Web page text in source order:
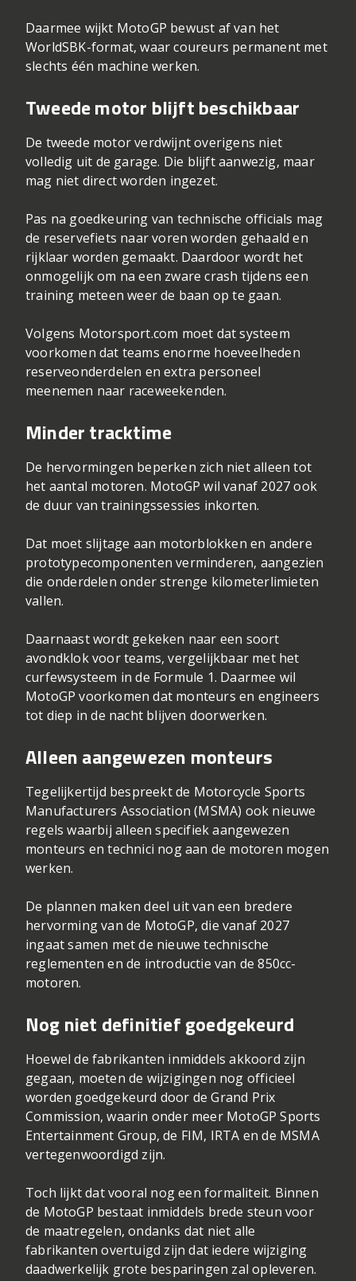
Daarmee wijkt MotoGP bewust af van het
WorldSBK-format, waar coureurs permanent met
slechts één machine werken.
Tweede motor blijft beschikbaar
De tweede motor verdwijnt overigens niet
volledig uit de garage. Die blijft aanwezig, maar
mag niet direct worden ingezet.
Pas na goedkeuring van technische officials mag
de reservefiets naar voren worden gehaald en
rijklaar worden gemaakt. Daardoor wordt het
onmogelijk om na een zware crash tijdens een
training meteen weer de baan op te gaan.
Volgens Motorsport.com moet dat systeem
voorkomen dat teams enorme hoeveelheden
reserveonderdelen en extra personeel
meenemen naar raceweekenden.
Minder tracktime
De hervormingen beperken zich niet alleen tot
het aantal motoren. MotoGP wil vanaf 2027 ook
de duur van trainingssessies inkorten.
Dat moet slijtage aan motorblokken en andere
prototypecomponenten verminderen, aangezien
die onderdelen onder strenge kilometerlimieten
vallen.
Daarnaast wordt gekeken naar een soort
avondklok voor teams, vergelijkbaar met het
curfewsysteem in de Formule 1. Daarmee wil
MotoGP voorkomen dat monteurs en engineers
tot diep in de nacht blijven doorwerken.
Alleen aangewezen monteurs
Tegelijkertijd bespreekt de Motorcycle Sports
Manufacturers Association (MSMA) ook nieuwe
regels waarbij alleen specifiek aangewezen
monteurs en technici nog aan de motoren mogen
werken.
De plannen maken deel uit van een bredere
hervorming van de MotoGP, die vanaf 2027
ingaat samen met de nieuwe technische
reglementen en de introductie van de 850cc-
motoren.
Nog niet definitief goedgekeurd
Hoewel de fabrikanten inmiddels akkoord zijn
gegaan, moeten de wijzigingen nog officieel
worden goedgekeurd door de Grand Prix
Commission, waarin onder meer MotoGP Sports
Entertainment Group, de FIM, IRTA en de MSMA
vertegenwoordigd zijn.
Toch lijkt dat vooral nog een formaliteit. Binnen
de MotoGP bestaat inmiddels brede steun voor
de maatregelen, ondanks dat niet alle
fabrikanten overtuigd zijn dat iedere wijziging
daadwerkelijk grote besparingen zal opleveren.